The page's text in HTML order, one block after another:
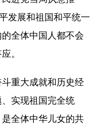
发展和祖国和平统一
全体中国人都不会
。
重大成就和历史经
实现祖国完全统
全体中华儿女的共